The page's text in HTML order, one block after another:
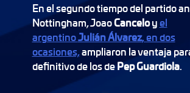
En el segundo tiempo del partido
Nottingham, JoaoCanceloyel
argentinoJulián Álvarez, en dos
ocasiones,ampliaron la ventaja
definitivo de los dePep Guardiola.